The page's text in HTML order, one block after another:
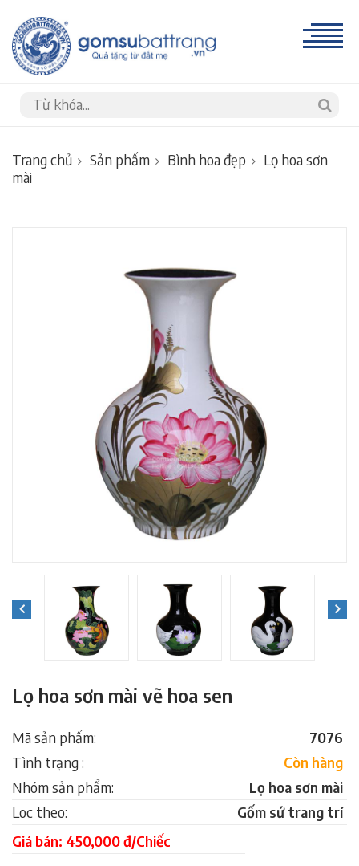
Trang chủ Sản phẩm Bình hoa đẹp
Lọ hoa sơn
mài
Lọ hoa sơn mài vẽ hoa sen
Mã sản phẩm:
7076
Tình trạng :
Còn hàng
Nhóm sản phẩm:
Lọ hoa sơn mài
Loc theo:
Gốm sứ trang trí
Giá bán: 450,000 đ/Chiếc